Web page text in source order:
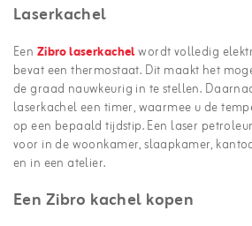
Laserkachel
Een Zibro laserkachelwordt volledig
bevat een thermostaat. Dit maakt het
de graad nauwkeurig in te stellen.
laserkachel een timer, waarmee u de
op een bepaald tijdstip. Een laser
voor in de woonkamer, slaapkamer,
en in een atelier.
Een Zibro kachel kopen